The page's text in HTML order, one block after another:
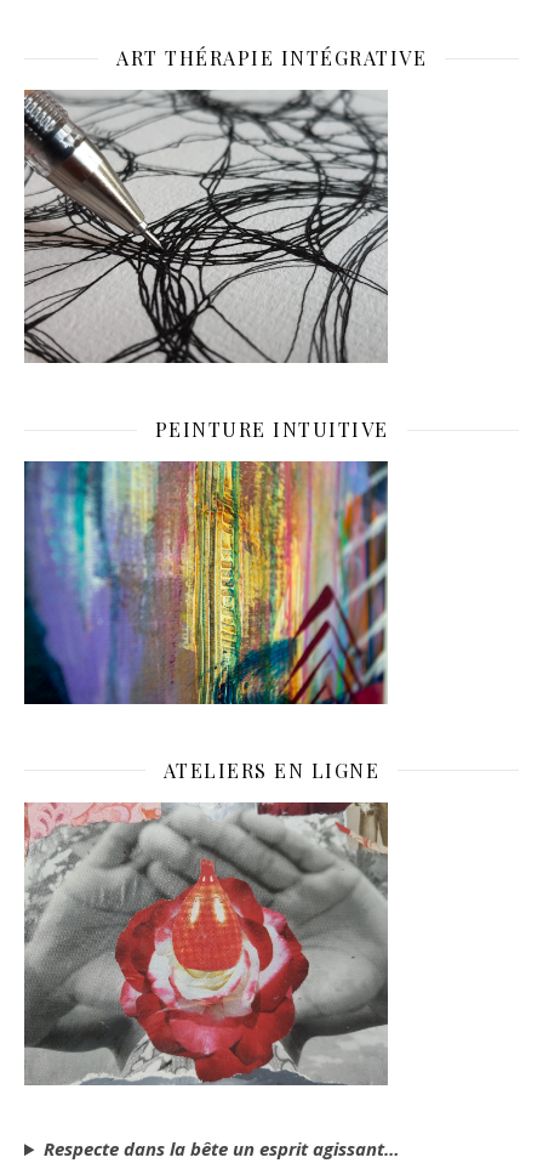
ART THÉRAPIE INTÉGRATIVE
PEINTURE INTUITIVE
ATELIERS EN LIGNE
Respecte dans la bête un esprit agissant…